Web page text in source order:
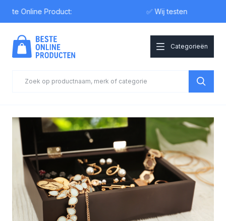
Online Product: ✅ Wij testen
Categorieën